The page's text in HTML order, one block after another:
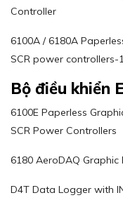
Controller
6100A / 6180A
SCR power controllers-
Bộ điều khiển
6100E Paperless
SCR Power Controllers
6180 AeroDAQ
D4T Data Logger with